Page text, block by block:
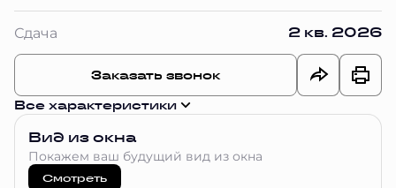
Сдача 2 кв. 2026
Заказать звонок
Все характеристики
Вид из окна
Покажем ваш будущий вид из окна
Смотреть